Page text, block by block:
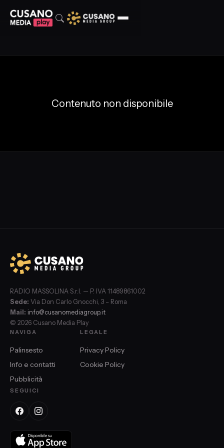
Contenuto non disponibile
RADIO MASSOLINA S.r.l. — P. IVA 11489861002
Sede: Via Don Carlo Gnocchi, 3 – Roma
Mail: info@cusanomediagroup.it
© 2026 Cusano Media Play
NAVIGA
Palinsesto
Info e contatti
Pubblicità
LEGALE
Privacy Policy
Cookie Policy
SEGUICI